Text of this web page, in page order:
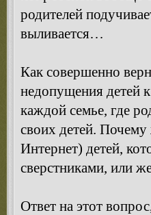
родителей
выливается…
Как совершенно
недопущения детей
каждой семье, где
своих детей. Почему
Интернет) детей,
сверстниками, или
Ответ на этот